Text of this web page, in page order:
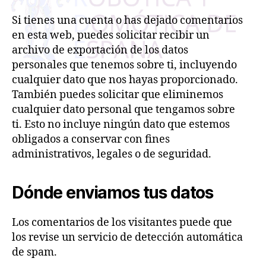
Si tienes una cuenta o has dejado comentarios
en esta web, puedes solicitar recibir un
archivo de exportación de los datos
personales que tenemos sobre ti, incluyendo
cualquier dato que nos hayas proporcionado.
También puedes solicitar que eliminemos
cualquier dato personal que tengamos sobre
ti. Esto no incluye ningún dato que estemos
obligados a conservar con fines
administrativos, legales o de seguridad.
Dónde enviamos tus datos
Los comentarios de los visitantes puede que
los revise un servicio de detección automática
de spam.